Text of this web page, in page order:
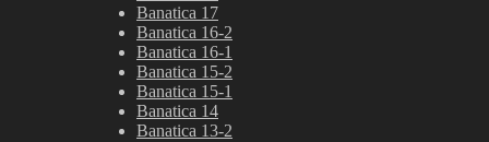
Banatica 17
Banatica 16-2
Banatica 16-1
Banatica 15-2
Banatica 15-1
Banatica 14
Banatica 13-2